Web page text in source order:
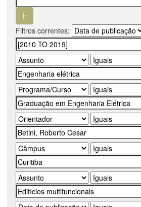
Filtros correntes: